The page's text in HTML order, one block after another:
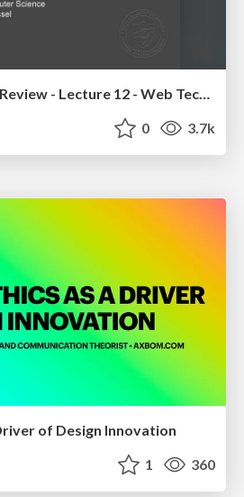
Future Trends and Review - Lecture 12 - Web Technologies (1019888BNR)
0 3.7k
of Design Innovation
1 360